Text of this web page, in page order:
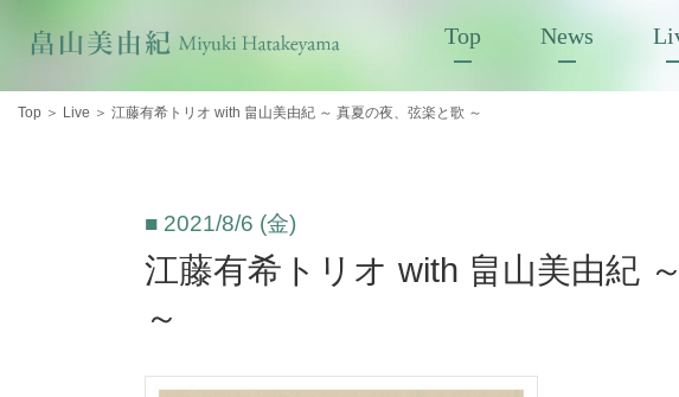
Top News
Top ＞ Live ＞ 江藤有希トリオ with 畠山美由紀 ～ 真夏の夜、弦楽と歌 ～
■ 2021/8/6 (金)
江藤有希トリオ with 畠山美由紀
～